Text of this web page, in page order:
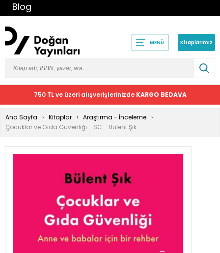
Blog
MENÜ Kitaplarımız
750 TL ve üzeri alışverişlerinizde KARGO BEDAVA
Ana Sayfa Kitaplar
Araştırma - İnceleme
Çocuklar ve Gıda Güvenliği - SC - Bülent Şık